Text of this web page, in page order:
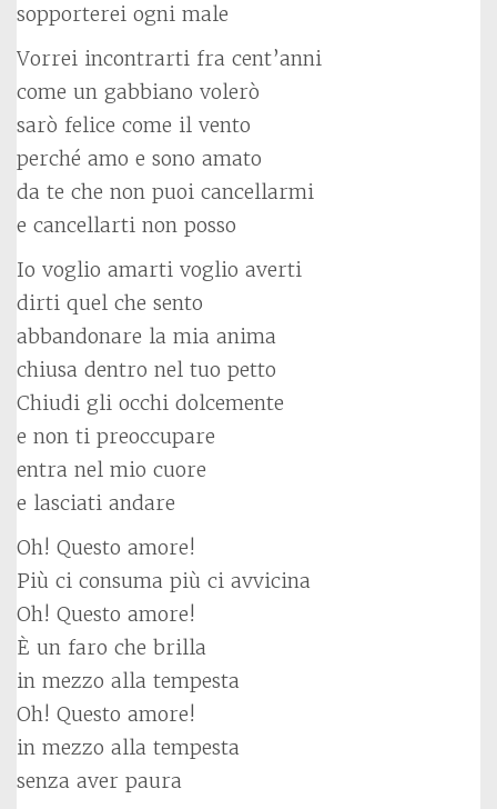
sopporterei ogni male
Vorrei incontrarti fra cent’anni
come un gabbiano volerò
sarò felice come il vento
perché amo e sono amato
da te che non puoi cancellarmi
e cancellarti non posso
Io voglio amarti voglio averti
dirti quel che sento
abbandonare la mia anima
chiusa dentro nel tuo petto
Chiudi gli occhi dolcemente
e non ti preoccupare
entra nel mio cuore
e lasciati andare
Oh! Questo amore!
Più ci consuma più ci avvicina
Oh! Questo amore!
È un faro che brilla
in mezzo alla tempesta
Oh! Questo amore!
in mezzo alla tempesta
senza aver paura